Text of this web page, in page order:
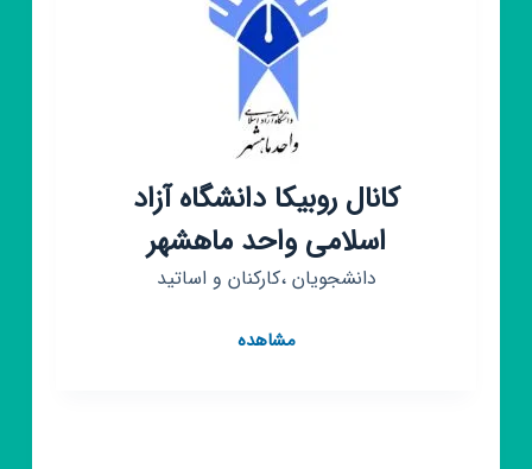
کانال روبیکا دانشگاه آزاد
اسلامی واحد ماهشهر
دانشجویان ،کارکنان و اساتید
مشاهدهکانال